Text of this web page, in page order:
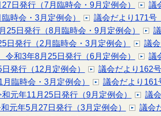
日発行（7月臨時会・9月定例会）
議
時会・3月定例会）
議会だより171号
日発行（8月臨時会・9月定例会）
発行（2月臨時会・3月定例会）
議
和3年8月25日発行（6月定例会）
議
発行（12月定例会）
議会だより162
臨時会・3月定例会）
議会だより161
元年11月25日発行（9月定例会）
議
元年5月27日発行（3月定例会）
議会